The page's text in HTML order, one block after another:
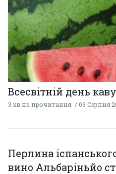
Всесвітній день
3 хв на прочитання 03 Серпня
Перлина
вино Альбаріньйо